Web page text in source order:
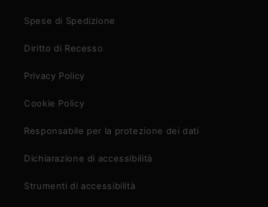
Spese di Spedizione
Diritto di Recesso
Privacy Policy
Cookie Policy
Responsabile per la protezione dei dati
Dichiarazione di accessibilità
Strumenti di accessibilità